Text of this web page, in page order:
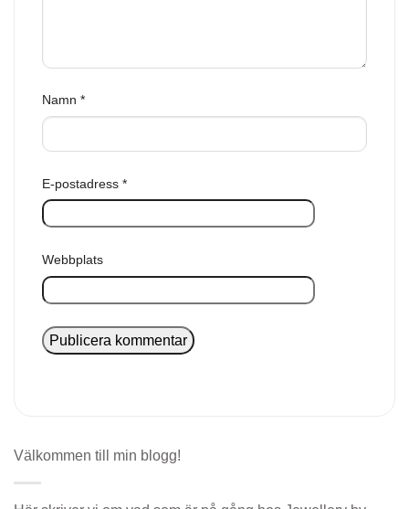
Namn *
E-postadress *
Webbplats
Välkommen till min blogg!